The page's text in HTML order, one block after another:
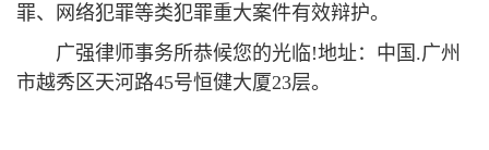
罪、网络犯罪等类犯罪重大案件有效辩护。
广强律师事务所恭候您的光临!地址：中国.广州
市越秀区天河路45号恒健大厦23层。